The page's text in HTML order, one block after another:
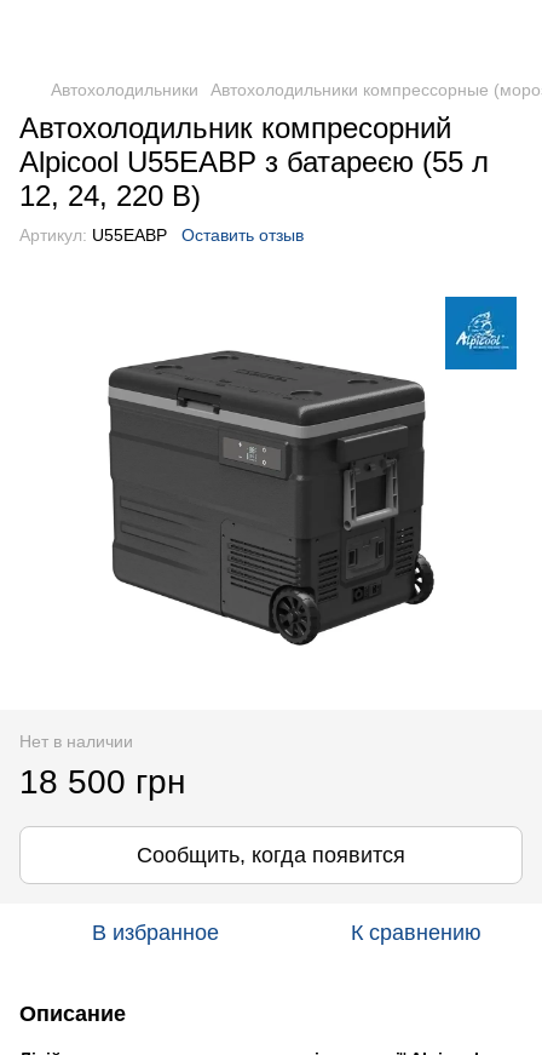
Автохолодильники Автохолодильники компрессорные
Автохолодильник компресорний
Alpicool U55EABP з батареєю (55 л
12, 24, 220 В)
Артикул: U55EABP Оставить отзыв
Нет в наличии
18 500 грн
Сообщить, когда появится
В избранное К сравнению
Описание